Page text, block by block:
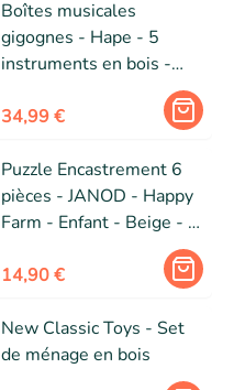
Boîtes musicales
gigognes - Hape - 5
instruments en bois -
mois
34,99 €
Puzzle Encastrement 6
pièces - JANOD - Happy
Farm - Enfant - Beige - A
14,90 €
New Classic Toys - Set
de ménage en bois